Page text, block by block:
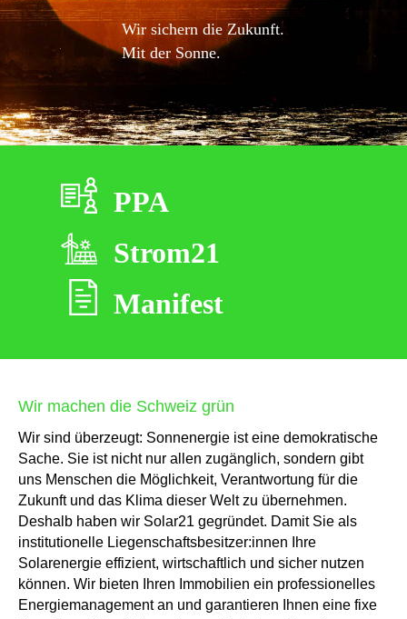
Wir sichern die Zukunft.
Mit der Sonne.
PPA
Strom21
Manifest
Wir machen die Schweiz grün
Wir sind überzeugt: Sonnenergie ist eine demokratische
Sache. Sie ist nicht nur allen zugänglich, sondern gibt
uns Menschen die Möglichkeit, Verantwortung für die
Zukunft und das Klima dieser Welt zu übernehmen.
Deshalb haben wir Solar21 gegründet. Damit Sie als
institutionelle Liegenschaftsbesitzer:innen Ihre
Solarenergie effizient, wirtschaftlich und sicher nutzen
können. Wir bieten Ihren Immobilien ein professionelles
Energiemanagement an und garantieren Ihnen eine fixe